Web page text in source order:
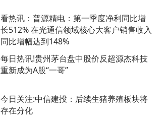
看热讯：普源精电：第一季度净利同比增
长512% 在光通信领域核心大客户销售收入
同比增幅达到148%
每日热讯!贵州茅台盘中股价反超源杰科技
重新成为A股“一哥”
今日关注:中信建投：后续生猪养殖板块将
存在分化